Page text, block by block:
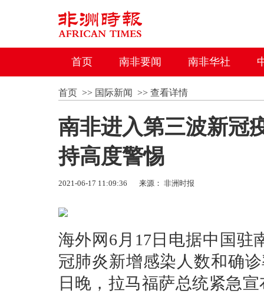
首页 南非要闻 南非华社
首页>> 国际新闻 >> 查看详情
南非进入第三波新冠
持高度警惕
2021-06-17 11:09:36 来源： 非洲时报
海外网6月17日电据中国驻
冠肺炎新增感染人数和确
日晚，拉马福萨总统紧急